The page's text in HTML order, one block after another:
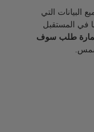
البيانات التي
في المستقبل
طلب سوف